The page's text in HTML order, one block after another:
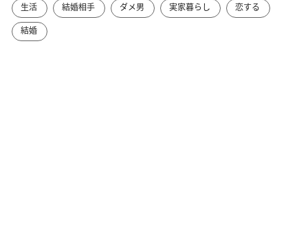
生活
結婚相手 ダメ男 実家暮らし
恋する
結婚